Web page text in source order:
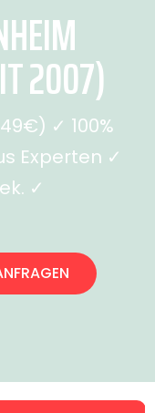
2007)
✓ 100%
Experten ✓
✓